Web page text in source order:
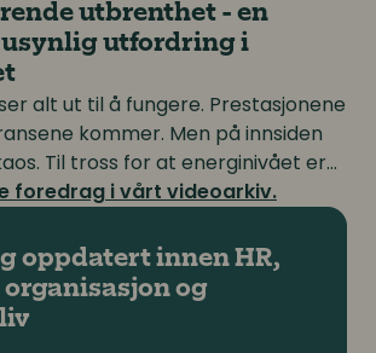
utbrenthet - en
utfordring i
alt ut til å fungere. Prestasjonene
Men på innsiden
Til tross for at energinivået er
på og presser seg til å levere.
foredrag i vårt videoarkiv.
oppdatert innen HR,
organisasjon og